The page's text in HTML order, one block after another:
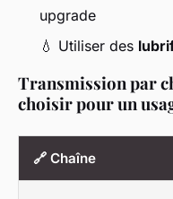
upgrade
💧 Utiliser des
Transmission par
choisir pour un
🔗 Chaîne